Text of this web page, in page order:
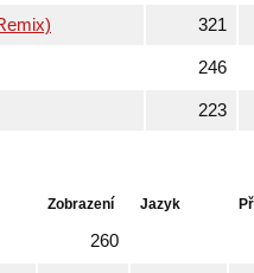
321
246
223
Zobrazení Jazyk
260